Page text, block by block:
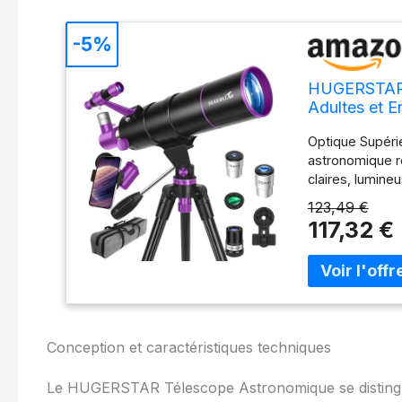
Adultes et
de
Optique
astronomique
claires,
reflets pour
adultes,
les planètes
de deux
télescope
les planètes et
famille ou
position stable
123,49 €
117,32 €
-5%
Conception et caractéristiques techniques
Le HUGERSTAR Télescope Astronomique se